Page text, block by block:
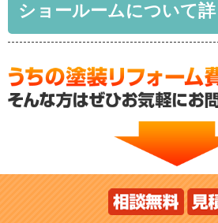
ショールームについて